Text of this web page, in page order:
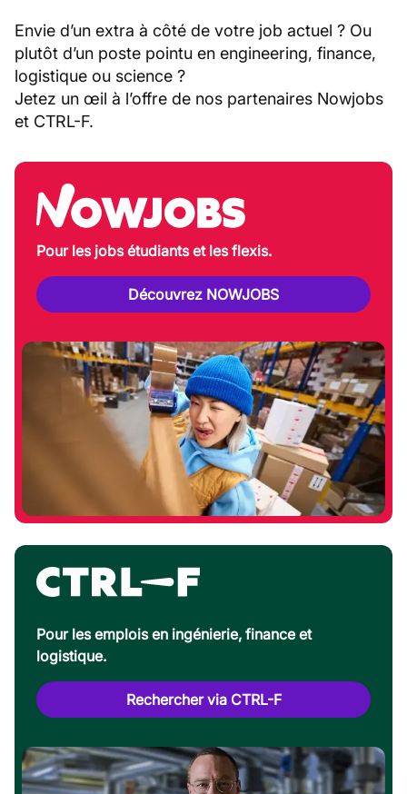
Envie d’un extra à côté de votre job actuel ? Ou
plutôt d’un poste pointu en engineering, finance,
logistique ou science ?
Jetez un œil à l’offre de nos partenaires Nowjobs
et CTRL-F.
Pour les jobs étudiants et les flexis.
Découvrez NOWJOBS
Pour les emplois en ingénierie, finance et
logistique.
Rechercher via CTRL-F